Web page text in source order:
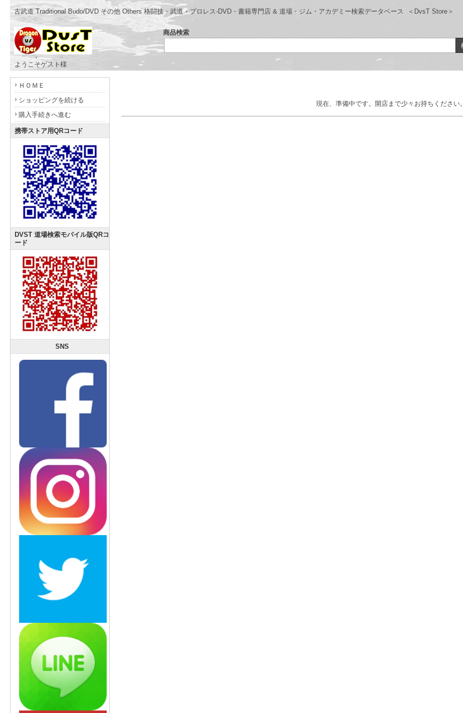
古武道 Traditional Budo/DVD その他 Others 格闘技・武道・プロレス-DVD・書籍専門店 & 道場・ジム・アカデミー検索データベース ＜DvsT Store＞
- www.dragonvstiger.com -
商品検索
ようこそゲスト様
現在、準備中です。開店まで少々お持ちください。
ＨＯＭＥ
ショッピングを続ける
購入手続きへ進む
携帯ストア用QRコード
DVST 道場検索モバイル版QRコ
ード
SNS